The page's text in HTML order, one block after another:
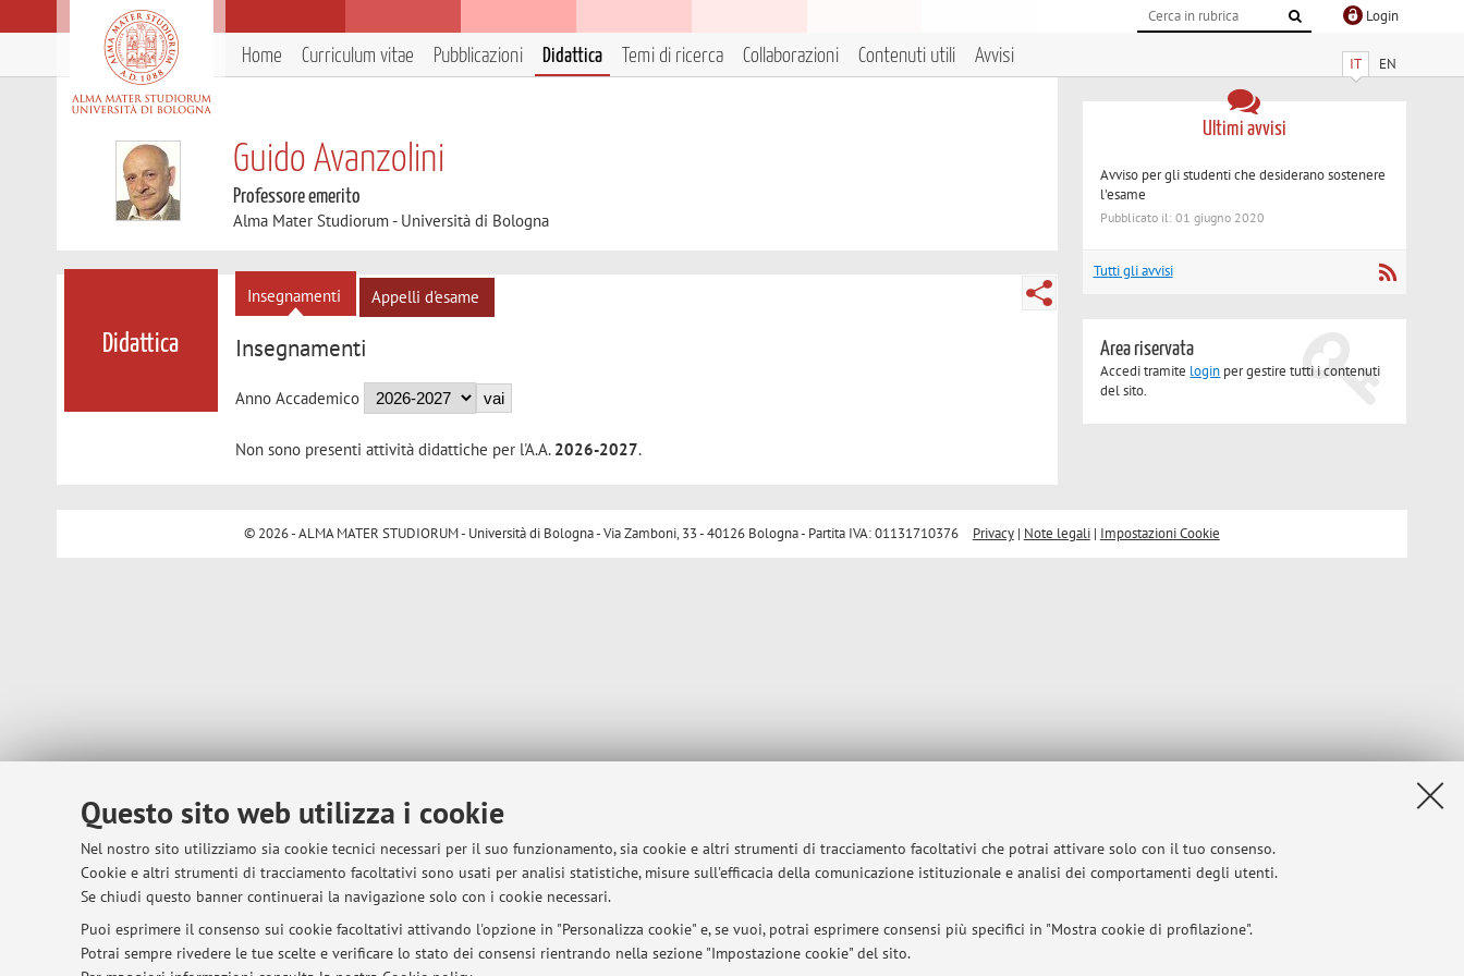
Questo sito web utilizza i cookie
Nel nostro sito utilizziamo sia cookie tecnici necessari per il suo funzionamento, sia cookie e altri strumenti di tracciamento facoltativi che potrai attivare solo con il tuo consenso.
Cookie e altri strumenti di tracciamento facoltativi sono usati per analisi statistiche, misure sull'efficacia della comunicazione istituzionale e analisi dei comportamenti degli utenti.
Se chiudi questo banner continuerai la navigazione solo con i cookie necessari.
Puoi esprimere il consenso sui cookie facoltativi attivando l'opzione in "Personalizza cookie" e, se vuoi, potrai esprimere consensi più specifici in "Mostra cookie di profilazione".
Potrai sempre rivedere le tue scelte e verificare lo stato dei consensi rientrando nella sezione "Impostazione cookie" del sito.
Login
IT EN
Home Curriculum vitae Pubblicazioni Didattica Temi di ricerca Collaborazioni Contenuti utili Avvisi
Guido Avanzolini
Professore emerito
Alma Mater Studiorum - Università di Bologna
Didattica
Insegnamenti Appelli d'esame
Insegnamenti
Anno Accademico
Non sono presenti attività didattiche per l'A.A. 2026-2027.
Ultimi avvisi
Avviso per gli studenti che desiderano sostenere
l'esame
Pubblicato il: 01 giugno 2020
Tutti gli avvisi
Area riservata
Accedi tramite login per gestire tutti i contenuti
del sito.
© 2026 - ALMA MATER STUDIORUM - Università di Bologna - Via Zamboni, 33 - 40126 Bologna - Partita IVA: 01131710376 Privacy| Note legali| Impostazioni Cookie